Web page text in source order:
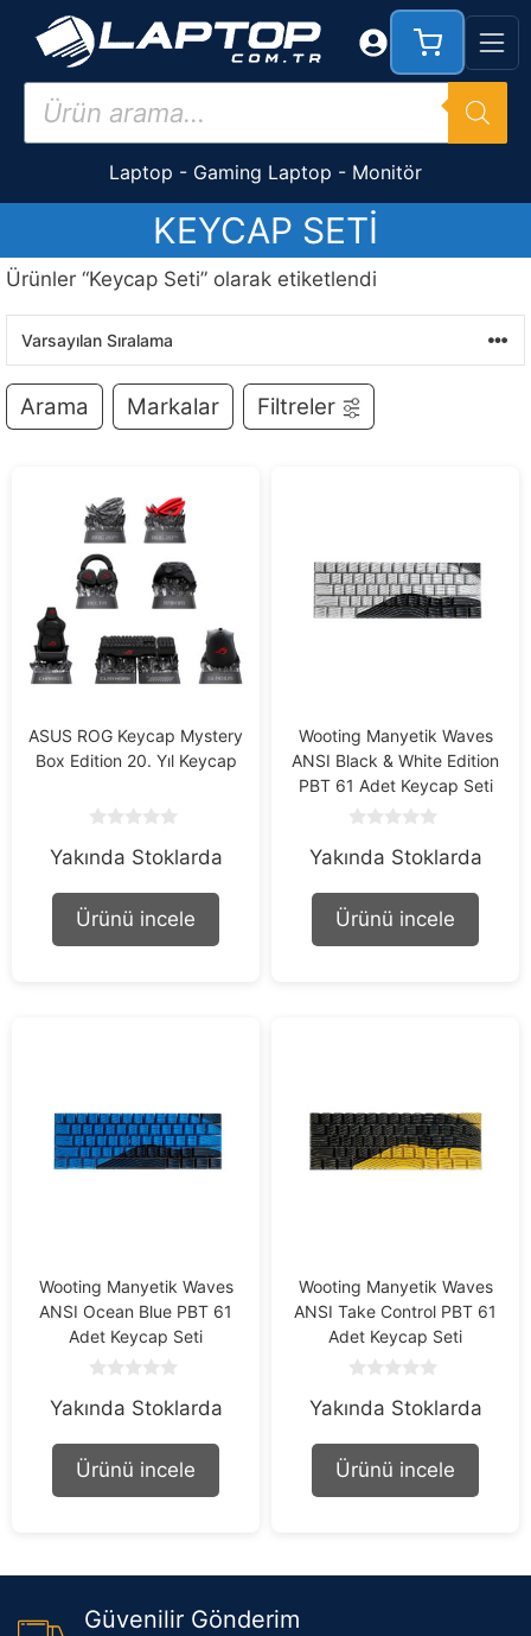
İçeriğe
Products
search
Laptop - Gaming Laptop - Monitör
KEYCAP SETI
Ürünler “Keycap Seti” olarak etiketlendi
Arama Markalar Filtreler
ASUS ROG Keycap Mystery
Box Edition 20. Yıl Keycap
o
t
f
Yakında Stoklarda
Ürünü incele
Wooting Manyetik Waves
ANSI Black & White Edition
PBT 61 Adet Keycap Seti
o
t
f
Yakında Stoklarda
Ürünü incele
Wooting Manyetik Waves
ANSI Ocean Blue PBT 61
Adet Keycap Seti
o
t
f
Yakında Stoklarda
Ürünü incele
Wooting Manyetik Waves
ANSI Take Control PBT 61
Adet Keycap Seti
o
t
f
Yakında Stoklarda
Ürünü incele
Güvenilir Gönderim